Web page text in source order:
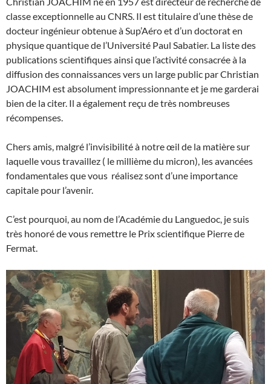
classe exceptionnelle au CNRS. Il est titulaire d’une thèse de
docteur ingénieur obtenue à Sup’Aéro et d’un doctorat en
physique quantique de l’Université Paul Sabatier. La liste des
publications scientifiques ainsi que l’activité consacrée à la
diffusion des connaissances vers un large public par Christian
JOACHIM est absolument impressionnante et je me garderai
bien de la citer. Il a également reçu de très nombreuses
récompenses.
Chers amis, malgré l’invisibilité à notre œil de la matière sur
laquelle vous travaillez ( le millième du micron), les avancées
fondamentales que vous réalisez sont d’une importance
capitale pour l’avenir.
C’est pourquoi, au nom de l’Académie du Languedoc, je suis
très honoré de vous remettre le Prix scientifique Pierre de
Fermat.